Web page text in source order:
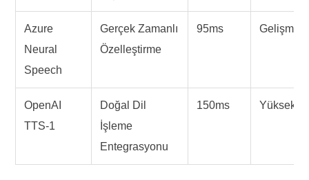
Azure
Neural
Speech
Gerçek Zamanlı
Özelleştirme
95ms Gelişmiş
OpenAI
TTS-1
Doğal Dil
İşleme
Entegrasyonu
150ms Yüksek